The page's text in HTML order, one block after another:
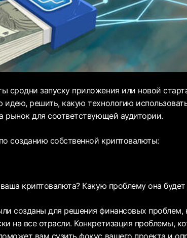
сродни запуску приложения или новой
решить, какую технологию
рынок для соответствующей аудитории.
созданию собственной криптовалюты:
криптовалюта? Какую проблему она
созданы для решения финансовых проблем,
на все отрасли. Конкретизация проблемы,